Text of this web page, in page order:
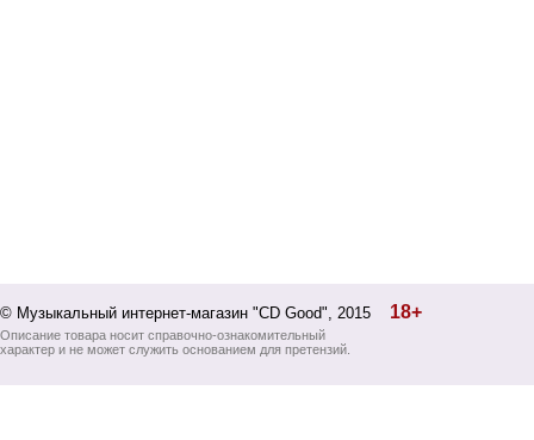
© Музыкальный интернет-магазин "CD Good", 2015 18+
Описание товара носит справочно-ознакомительный
характер и не может служить основанием для претензий.